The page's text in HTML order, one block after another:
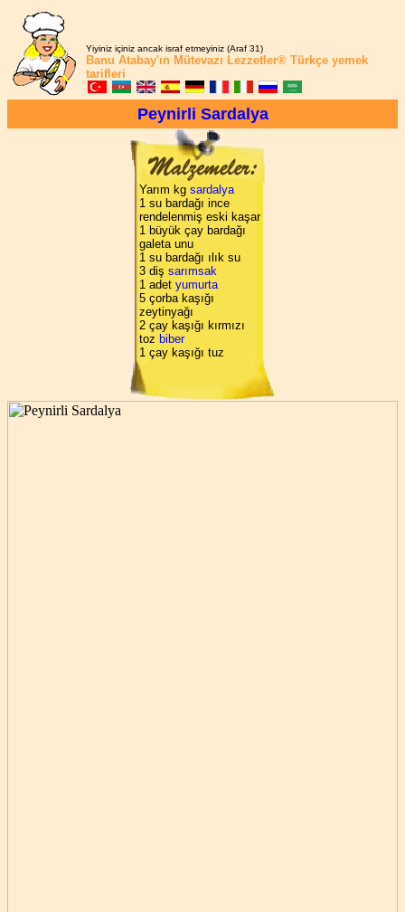
Yiyiniz içiniz ancak israf etmeyiniz (Araf 31)
Banu Atabay'ın Mütevazı Lezzetler® Türkçe yemek
tarifleri
Peynirli Sardalya
Yarım kg sardalya
1 su bardağı ince
rendelenmiş eski kaşar
1 büyük çay bardağı
galeta unu
1 su bardağı ılık su
3 diş sarımsak
1 adet yumurta
5 çorba kaşığı
zeytinyağı
2 çay kaşığı kırmızı
toz biber
1 çay kaşığı tuz